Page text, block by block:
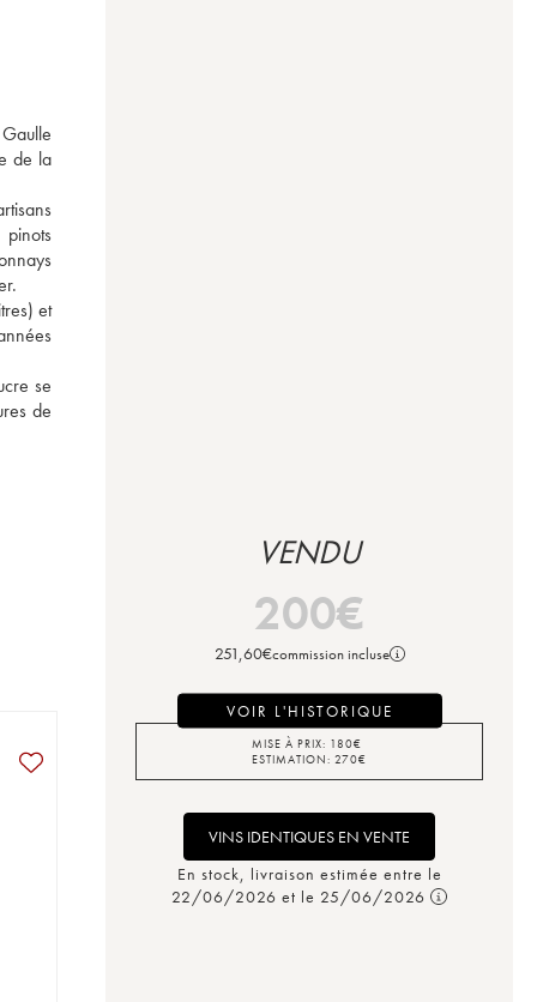
de la
et
se
de
VENDU
200€
251,60€commission incluse
VOIR L'HISTORIQUE
MISE À PRIX: 180€
ESTIMATION: 270€
VINS IDENTIQUES EN VENTE
En stock, livraison estimée entre le
22/06/2026 et le 25/06/2026